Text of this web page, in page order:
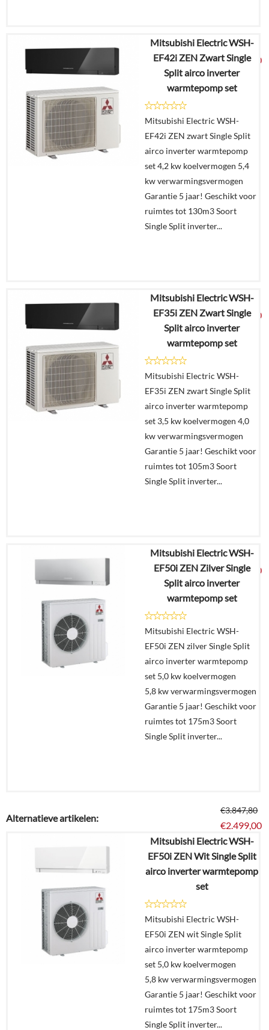
€3.847,80
€2.499,00
Details
In
winkelmand
Mitsubishi Electric WSH-
EF42i ZEN Zwart Single
Split airco inverter
warmtepomp set
Mitsubishi Electric WSH-
EF42i ZEN zwart Single Split
airco inverter warmtepomp
set 4,2 kw koelvermogen 5,4
kw verwarmingsvermogen
Garantie 5 jaar! Geschikt voor
ruimtes tot 130m3 Soort
Single Split inverter...
€3.708,65
€2.399,00
Details
In
winkelmand
Mitsubishi Electric WSH-
EF35i ZEN Zwart Single
Split airco inverter
warmtepomp set
Mitsubishi Electric WSH-
EF35i ZEN zwart Single Split
airco inverter warmtepomp
set 3,5 kw koelvermogen 4,0
kw verwarmingsvermogen
Garantie 5 jaar! Geschikt voor
ruimtes tot 105m3 Soort
Single Split inverter...
€3.394,05
€2.225,00
Details
In
winkelmand
Mitsubishi Electric WSH-
EF50i ZEN Zilver Single
Split airco inverter
warmtepomp set
Mitsubishi Electric WSH-
EF50i ZEN zilver Single Split
airco inverter warmtepomp
set 5,0 kw koelvermogen
5,8 kw verwarmingsvermogen
Garantie 5 jaar! Geschikt voor
ruimtes tot 175m3 Soort
Single Split inverter...
€3.847,80
€2.499,00
Details
Alternatieve artikelen:
Mitsubishi Electric WSH-
EF50i ZEN Wit Single Split
airco inverter warmtepomp
set
Mitsubishi Electric WSH-
EF50i ZEN wit Single Split
airco inverter warmtepomp
set 5,0 kw koelvermogen
5,8 kw verwarmingsvermogen
Garantie 5 jaar! Geschikt voor
ruimtes tot 175m3 Soort
Single Split inverter...